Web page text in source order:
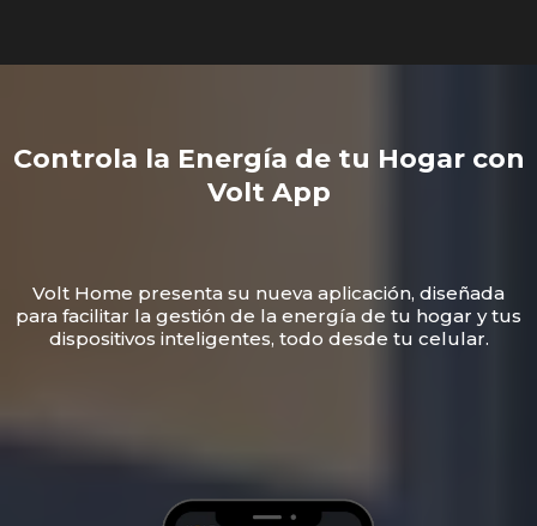
Controla la Energía de tu Hogar con
Volt App
Volt Home presenta su nueva aplicación, diseñada
para facilitar la gestión de la energía de tu hogar y tus
dispositivos inteligentes, todo desde tu celular.